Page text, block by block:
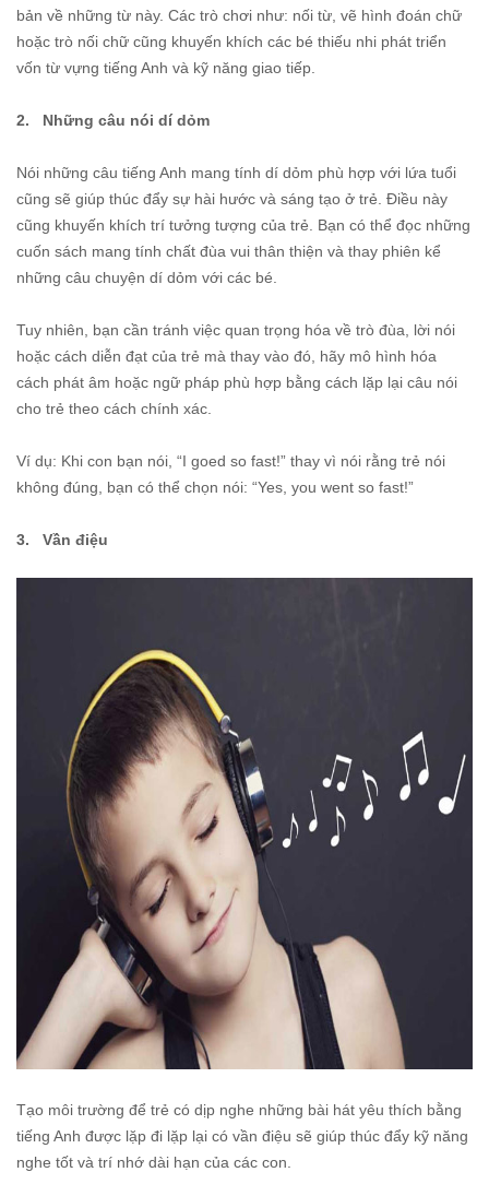
bản về những từ này. Các trò chơi như: nối từ, vẽ hình đoán chữ
hoặc trò nối chữ cũng khuyến khích các bé thiếu nhi phát triển
vốn từ vựng tiếng Anh và kỹ năng giao tiếp.
2. Những câu nói dí dỏm
Nói những câu tiếng Anh mang tính dí dỏm phù hợp với lứa tuổi
cũng sẽ giúp thúc đẩy sự hài hước và sáng tạo ở trẻ. Điều này
cũng khuyến khích trí tưởng tượng của trẻ. Bạn có thể đọc những
cuốn sách mang tính chất đùa vui thân thiện và thay phiên kể
những câu chuyện dí dỏm với các bé.
Tuy nhiên, bạn cần tránh việc quan trọng hóa về trò đùa, lời nói
hoặc cách diễn đạt của trẻ mà thay vào đó, hãy mô hình hóa
cách phát âm hoặc ngữ pháp phù hợp bằng cách lặp lại câu nói
cho trẻ theo cách chính xác.
Ví dụ: Khi con bạn nói, “I goed so fast!” thay vì nói rằng trẻ nói
không đúng, bạn có thể chọn nói: “Yes, you went so fast!”
3. Vần điệu
Tạo môi trường để trẻ có dịp nghe những bài hát yêu thích bằng
tiếng Anh được lặp đi lặp lại có vần điệu sẽ giúp thúc đẩy kỹ năng
nghe tốt và trí nhớ dài hạn của các con.